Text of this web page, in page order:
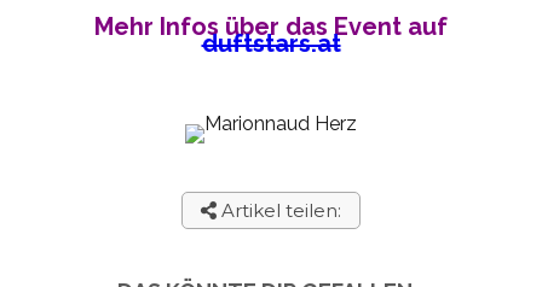
Mehr Infos über das Event auf
duftstars.at
Artikel teilen: